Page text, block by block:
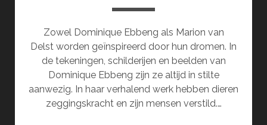
Zowel Dominique Ebbeng als Marion van
Delst worden geïnspireerd door hun dromen. In
de tekeningen, schilderijen en beelden van
Dominique Ebbeng zijn ze altijd in stilte
aanwezig. In haar verhalend werk hebben dieren
zeggingskracht en zijn mensen verstild.…